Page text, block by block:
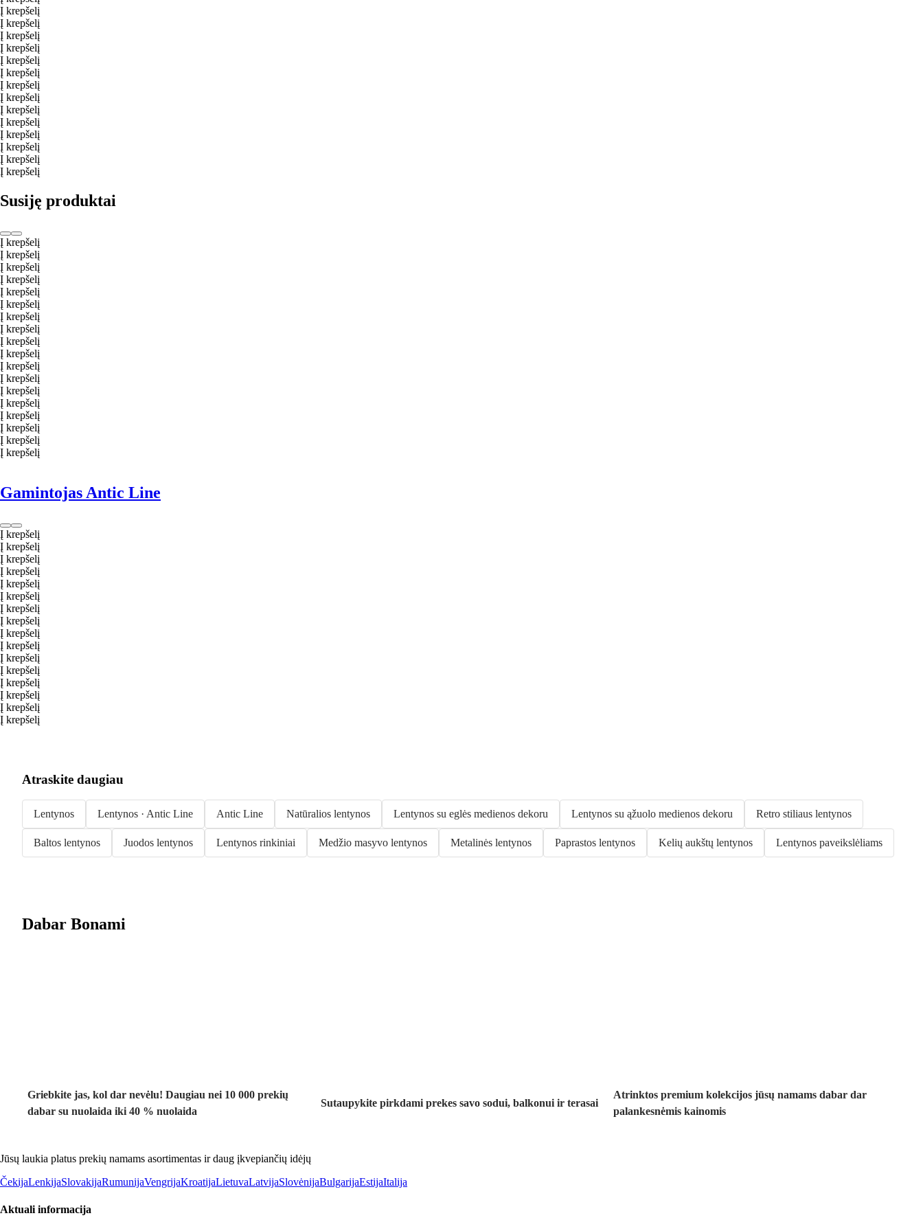
Į krepšelį
Į krepšelį
Į krepšelį
Į krepšelį
Į krepšelį
Į krepšelį
Į krepšelį
Į krepšelį
Į krepšelį
Į krepšelį
Į krepšelį
Į krepšelį
Į krepšelį
Į krepšelį
Susiję produktai
Į krepšelį
Į krepšelį
Į krepšelį
Į krepšelį
Į krepšelį
Į krepšelį
Į krepšelį
Į krepšelį
Į krepšelį
Į krepšelį
Į krepšelį
Į krepšelį
Į krepšelį
Į krepšelį
Į krepšelį
Į krepšelį
Į krepšelį
Į krepšelį
Gamintojas Antic Line
Į krepšelį
Į krepšelį
Į krepšelį
Į krepšelį
Į krepšelį
Į krepšelį
Į krepšelį
Į krepšelį
Į krepšelį
Į krepšelį
Į krepšelį
Į krepšelį
Į krepšelį
Į krepšelį
Į krepšelį
Į krepšelį
Atraskite daugiau
Lentynos Lentynos · Antic Line Antic Line Natūralios lentynos Lentynos su eglės medienos dekoru Lentynos su ąžuolo medienos dekoru Retro stiliaus lentynos
Baltos lentynos Juodos lentynos Lentynos rinkiniai Medžio masyvo lentynos Metalinės lentynos Paprastos lentynos Kelių aukštų lentynos Lentynos paveikslėliams
Dabar Bonami
Griebkite jas, kol dar nevėlu! Daugiau nei 10 000 prekių
dabar su nuolaida iki 40 % nuolaida
Sutaupykite pirkdami prekes savo sodui, balkonui ir terasai
Atrinktos premium kolekcijos jūsų namams dabar dar
palankesnėmis kainomis
Jūsų laukia platus prekių namams asortimentas ir daug įkvepiančių idėjų
ČekijaLenkijaSlovakijaRumunijaVengrijaKroatijaLietuvaLatvijaSlovėnijaBulgarijaEstijaItalija
Aktuali informacija